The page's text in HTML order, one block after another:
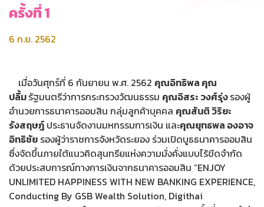
ครั้งที่ 1
6 ก.ย. 2562
เมื่อวันศุกร์ที่ 6 กันยายน พ.ศ. 2562 คุณอิทธิพล คุณ
ปลื้มรัฐมนตรีว่าการกระทรวงวัฒนธรรม คุณอิสระ วงศ์รุ่งรองผู้
อำนวยการธนาคารออมสิน กลุ่มลูกค้าบุคคล คุณสันติ วิริยะ
รังสฤษฎ์ ประธานจัดงานมหกรรมการเงิน และคุณยุทธพล องอาจ
อิทธิชัย รองผู้ว่าราชการจังหวัดระยอง ร่วมเปิดบูธธนาคารออมสิน
ซึ่งจัดขึ้นภายใต้แนวคิดสุนทรียแห่งความมั่งคั่งแบบไร้ขีดจำกัด
ด้วยประสบการณ์ทางการเงินจากธนาคารออมสิน “ENJOY
UNLIMITED HAPPINESS WITH NEW BANKING EXPERIENCE,
Conducting By GSB Wealth Solution, Digithai